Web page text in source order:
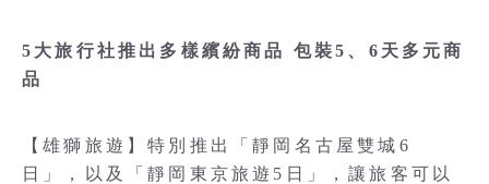
5大旅行社推出多樣繽紛商品 包裝5、6天多元商
品
【雄獅旅遊】特別推出「靜岡名古屋雙城6
日」，以及「靜岡東京旅遊5日」，讓旅客可以